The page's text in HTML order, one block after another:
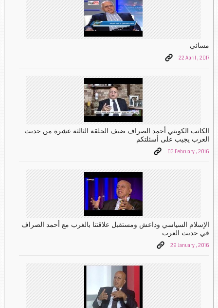
مسائي
22 April , 2017
الكاتب الكويتي أحمد الصراف ضيف الحلقة الثالثة عشرة من حديث
العرب يجيب على أسئلتكم
03 February , 2016
الإسلام السياسي وداعش ومستقبل علاقتنا بالغرب مع أحمد الصراف
في حديث العرب
29 January , 2016